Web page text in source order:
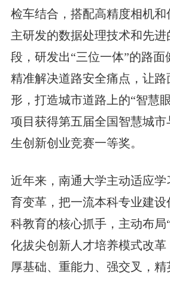
检车结合，搭配高精度相机和
主研发的数据处理技术和先
段，研发出“三位一体”的路面
精准解决道路安全痛点，让路
形，打造城市道路上的“智慧
项目获得第五届全国智慧城
生创新创业竞赛一等奖。
近年来，南通大学主动适应
育变革，把一流本科专业建
科教育的核心抓手，主动布局
化拔尖创新人才培养模式改革
厚基础、重能力、强交叉，精